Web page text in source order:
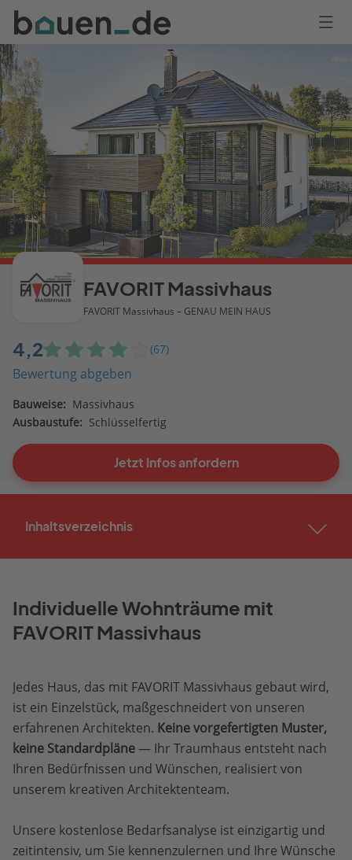
Bauen
Logo
Anmelden
FAVORIT Massivhaus
FAVORIT Massivhaus – GENAU MEIN HAUS
4,2 (67)
Bewertung abgeben
Bauweise: Massivhaus
Ausbaustufe: Schlüsselfertig
Jetzt Infos anfordern
Inhaltsverzeichnis
Individuelle Wohnträume mit
FAVORIT Massivhaus
Jedes Haus, das mit FAVORIT Massivhaus gebaut wird,
ist ein Einzelstück, maßgeschneidert von unseren
erfahrenen Architekten. Keine vorgefertigten Muster,
keine Standardpläne— Ihr Traumhaus entsteht nach
Ihren Bedürfnissen und Wünschen, realisiert von
unserem kreativen Architektenteam.
Unsere kostenlose Bedarfsanalyse ist einzigartig und
zeitintensiv, um Sie kennenzulernen und Ihre Wünsche